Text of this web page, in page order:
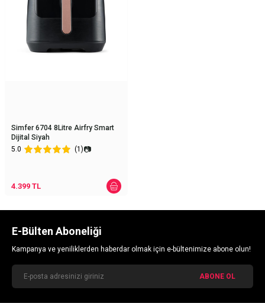
Simfer 6704 8Litre Airfry Smart
Dijital Siyah
5.0
(1)📷
4.399 TL
E-Bülten Aboneliği
Kampanya ve yeniliklerden haberdar olmak için e-bültenimize abone olun!
ABONE OL